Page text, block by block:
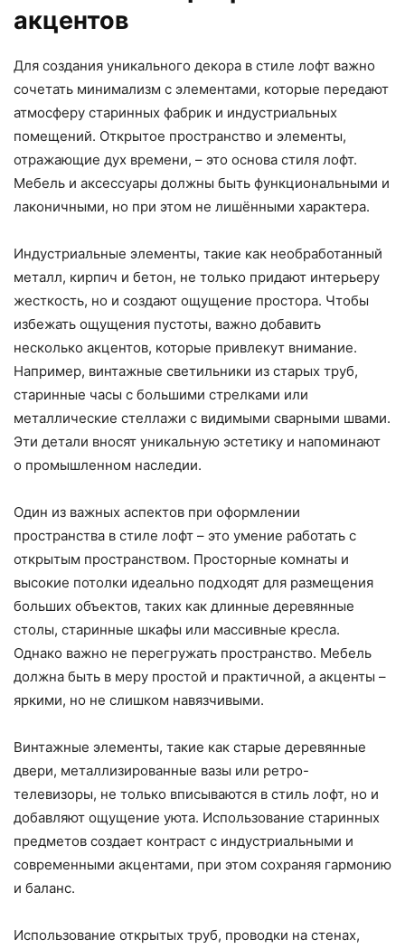
акцентов
Для создания уникального декора в стиле лофт важно
сочетать минимализм с элементами, которые передают
атмосферу старинных фабрик и индустриальных
помещений. Открытое пространство и элементы,
отражающие дух времени, – это основа стиля лофт.
Мебель и аксессуары должны быть функциональными и
лаконичными, но при этом не лишёнными характера.
Индустриальные элементы, такие как необработанный
металл, кирпич и бетон, не только придают интерьеру
жесткость, но и создают ощущение простора. Чтобы
избежать ощущения пустоты, важно добавить
несколько акцентов, которые привлекут внимание.
Например, винтажные светильники из старых труб,
старинные часы с большими стрелками или
металлические стеллажи с видимыми сварными швами.
Эти детали вносят уникальную эстетику и напоминают
о промышленном наследии.
Один из важных аспектов при оформлении
пространства в стиле лофт – это умение работать с
открытым пространством. Просторные комнаты и
высокие потолки идеально подходят для размещения
больших объектов, таких как длинные деревянные
столы, старинные шкафы или массивные кресла.
Однако важно не перегружать пространство. Мебель
должна быть в меру простой и практичной, а акценты –
яркими, но не слишком навязчивыми.
Винтажные элементы, такие как старые деревянные
двери, металлизированные вазы или ретро-
телевизоры, не только вписываются в стиль лофт, но и
добавляют ощущение уюта. Использование старинных
предметов создает контраст с индустриальными и
современными акцентами, при этом сохраняя гармонию
и баланс.
Использование открытых труб, проводки на стенах,